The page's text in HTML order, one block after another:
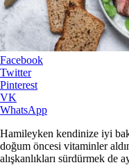
Facebook
Twitter
Pinterest
VK
WhatsApp
Hamileyken kendinize iyi
doğum öncesi vitaminler
alışkanlıkları sürdürmek de